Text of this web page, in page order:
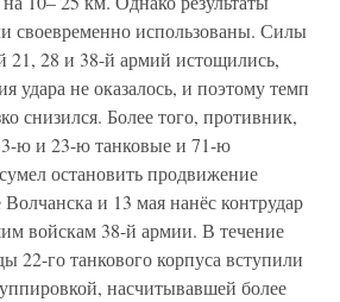
своевременно использованы. Силы
21, 28 и 38-й армий истощились,
удара не оказалось, и поэтому темп
снизился. Более того, противник,
3-ю и 23-ю танковые и 71-ю
остановить продвижение
и 13 мая нанёс контрудар
войскам 38-й армии. В течение
22-го танкового корпуса вступили
насчитывавшей более